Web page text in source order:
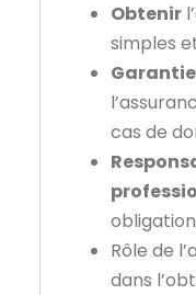
Obtenir
simples
cas de
Rôle de
dans